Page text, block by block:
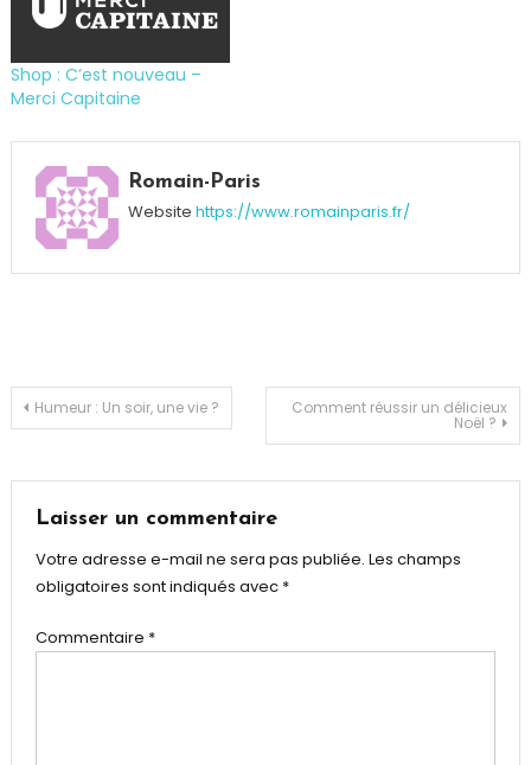
Shop : C’est nouveau –
Merci Capitaine
boxer,
concours,
King
Romain-Paris
Website https://www.romainparis.fr/
Navigation
l’article
Humeur : Un soir, une vie ? Comment réussir un délicieux
Noël ?
Laisser un commentaire
Votre adresse e-mail ne sera pas publiée. Les champs
obligatoires sont indiqués avec *
Commentaire *